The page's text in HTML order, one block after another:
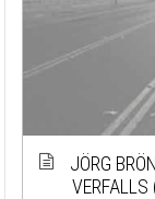
JÖRG
VERFALLS